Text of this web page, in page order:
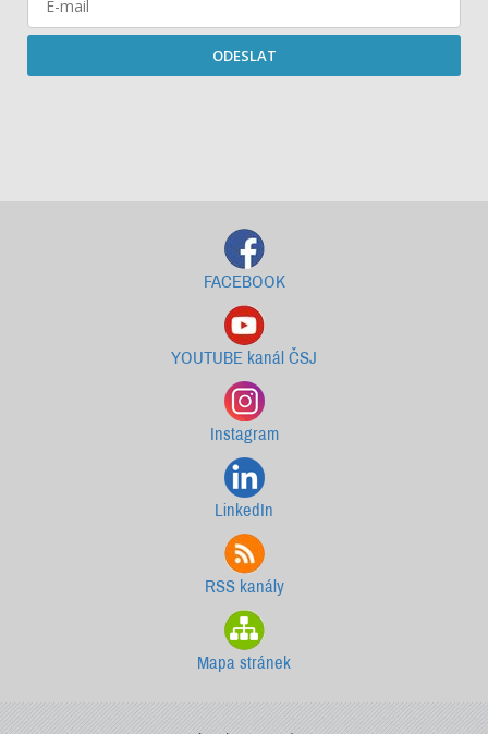
ODESLAT
FACEBOOK
YOUTUBE kanál ČSJ
Instagram
LinkedIn
RSS kanály
Mapa stránek